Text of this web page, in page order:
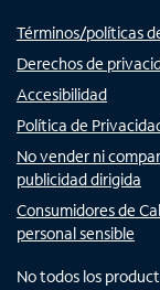
Términos/políticas
Derechos de
Accesibilidad
Política de
No vender ni
publicidad dirigida
Consumidores de
personal sensible
No todos los